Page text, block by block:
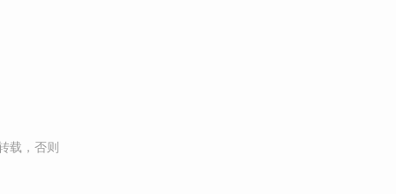
载，否则